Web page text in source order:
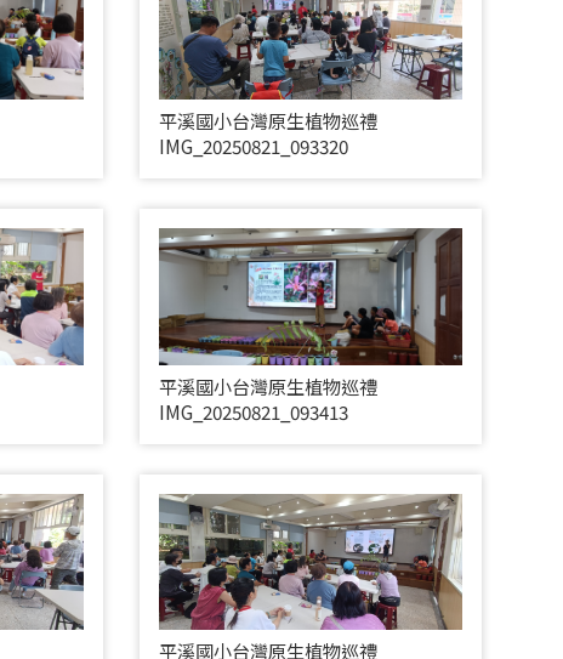
平溪國小台灣原生植物巡禮
IMG_20250821_093320
平溪國小台灣原生植物巡禮
IMG_20250821_093413
平溪國小台灣原生植物巡禮